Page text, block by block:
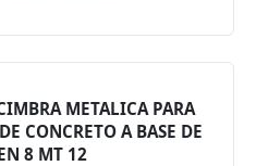
METALICA PARA
CONCRETO A BASE DE
8 MT 12